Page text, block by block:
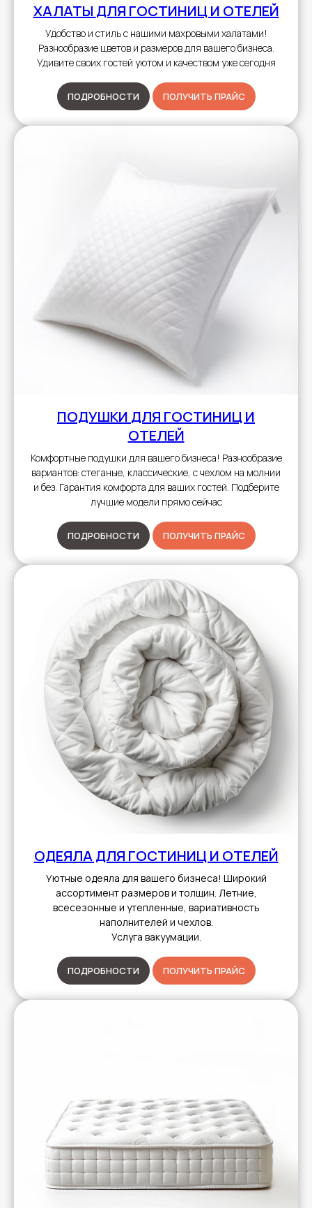
ХАЛАТЫ ДЛЯ ГОСТИНИЦ И ОТЕЛЕЙ
Удобство и стиль с нашими махровыми халатами!
Разнообразие цветов и размеров для вашего бизнеса.
Удивите своих гостей уютом и качеством уже сегодня
ПОДРОБНОСТИ ПОЛУЧИТЬ ПРАЙС
ПОДУШКИ ДЛЯ ГОСТИНИЦ И
ОТЕЛЕЙ
Комфортные подушки для вашего бизнеса! Разнообразие
вариантов: стеганые, классические, с чехлом на молнии
и без. Гарантия комфорта для ваших гостей. Подберите
лучшие модели прямо сейчас
ПОДРОБНОСТИ ПОЛУЧИТЬ ПРАЙС
ОДЕЯЛА ДЛЯ ГОСТИНИЦ И ОТЕЛЕЙ
Уютные одеяла для вашего бизнеса! Широкий
ассортимент размеров и толщин. Летние,
всесезонные и утепленные, вариативность
наполнителей и чехлов.
Услуга вакуумации.
ПОДРОБНОСТИ ПОЛУЧИТЬ ПРАЙС